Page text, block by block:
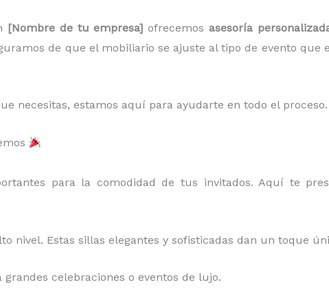
[Nombre de tu empresa] ofrecemos asesoría
de que el mobiliario se ajuste al tipo de evento que
necesitas, estamos aquí para ayudarte en todo el proceso.
para la comodidad de tus invitados. Aquí te
nivel. Estas sillas elegantes y sofisticadas dan un toque
celebraciones o eventos de lujo.